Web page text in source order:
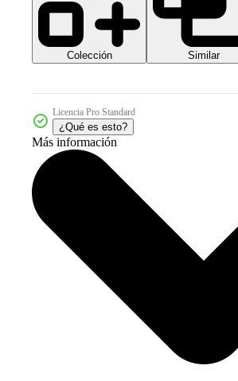
Colección Similar
Licencia Pro Standard
¿Qué es esto?
Más información